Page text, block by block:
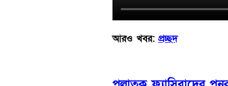
আরও খবর: প্রচ্ছদ